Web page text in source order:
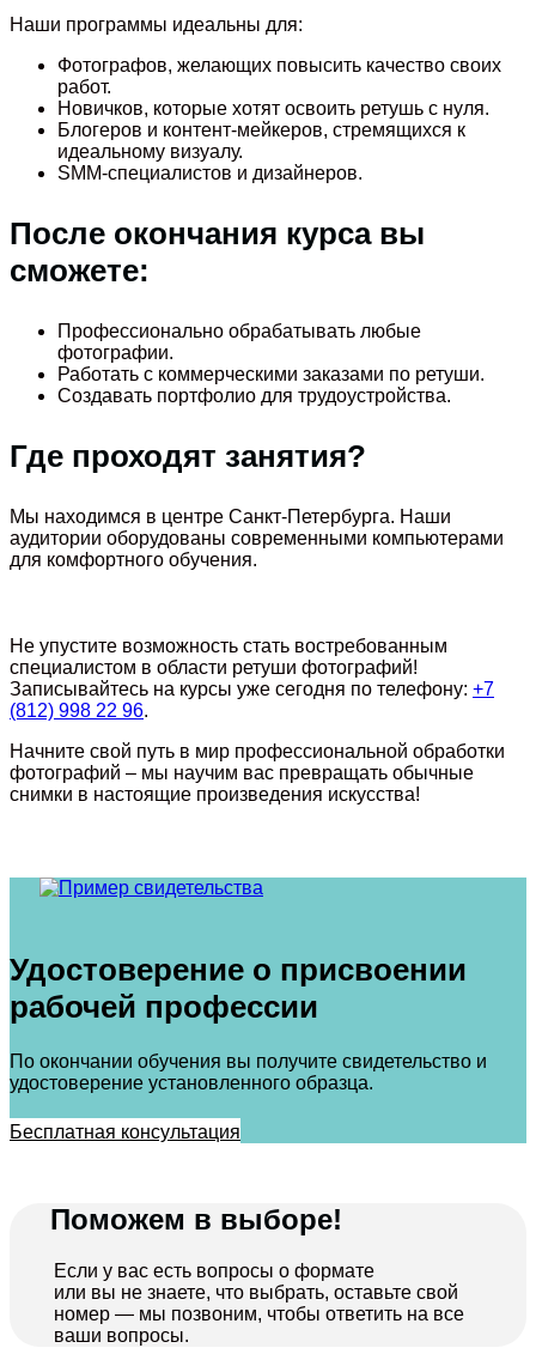
Наши программы идеальны для:
Фотографов, желающих повысить качество своих
работ.
Новичков, которые хотят освоить ретушь с нуля.
Блогеров и контент-мейкеров, стремящихся к
идеальному визуалу.
SMM-специалистов и дизайнеров.
После окончания курса вы
сможете:
Профессионально обрабатывать любые
фотографии.
Работать с коммерческими заказами по ретуши.
Создавать портфолио для трудоустройства.
Где проходят занятия?
Мы находимся в центре Санкт-Петербурга. Наши
аудитории оборудованы современными компьютерами
для комфортного обучения.
Не упустите возможность стать востребованным
специалистом в области ретуши фотографий!
Записывайтесь на курсы уже сегодня по телефону: +7
(812) 998 22 96.
Начните свой путь в мир профессиональной обработки
фотографий – мы научим вас превращать обычные
снимки в настоящие произведения искусства!
Удостоверение о присвоении
рабочей профессии
По окончании обучения вы получите свидетельство и
удостоверение установленного образца.
Бесплатная консультация
Поможем в выборе!
Если у вас есть вопросы о формате
или вы не знаете, что выбрать, оставьте свой
номер — мы позвоним, чтобы ответить на все
ваши вопросы.